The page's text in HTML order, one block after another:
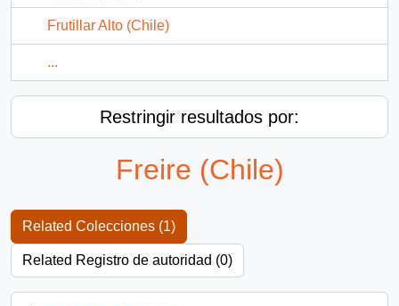
Frutillar Alto (Chile)
...
Restringir resultados por:
Freire (Chile)
Related Colecciones (1)
Related Registro de autoridad (0)